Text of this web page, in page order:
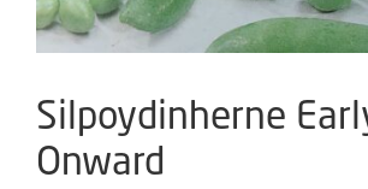
Silpoydinherne
Onward